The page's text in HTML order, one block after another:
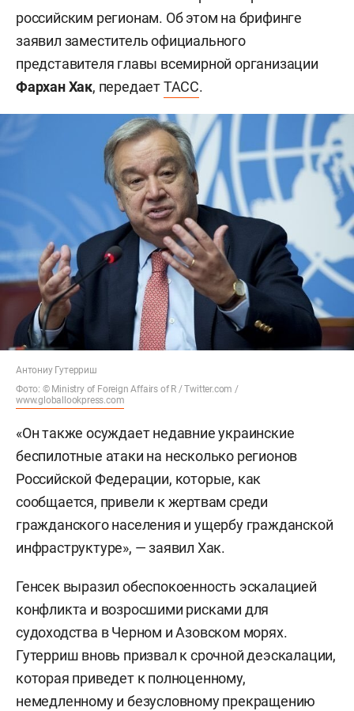
российским регионам. Об этом на брифинге
заявил заместитель официального
представителя главы всемирной организации
Фархан Хак, передаетТАСС.
Антониу Гутерриш
Фото: © Ministry of Foreign Affairs of R / Twitter.com /
www.globallookpress.com
«Он также осуждает недавние украинские
беспилотные атаки на несколько регионов
Российской Федерации, которые, как
сообщается, привели к жертвам среди
гражданского населения и ущербу гражданской
инфраструктуре», — заявил Хак.
Генсек выразил обеспокоенность эскалацией
конфликта и возросшими рисками для
судоходства в Черном и Азовском морях.
Гутерриш вновь призвал к срочной деэскалации,
которая приведет к полноценному,
немедленному и безусловному прекращению